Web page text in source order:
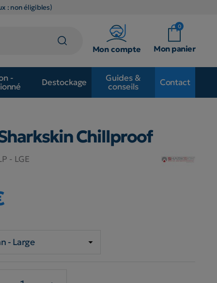
: non éligibles)
Mon compte
0
Mon panier
-
Destockage
Guides &
conseils
Contact
Chillproof
- LGE